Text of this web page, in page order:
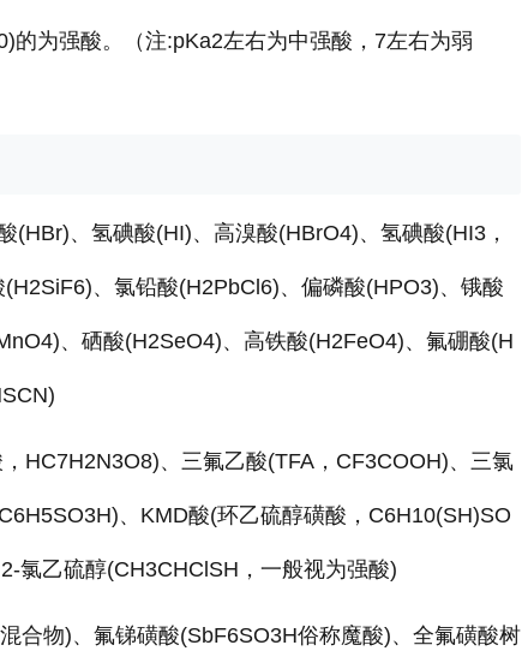
为强酸。（注:pKa2左右为中强酸，7左右为弱
、氢碘酸(HI)、高溴酸(HBrO4)、氢碘酸(HI3，
、氯铅酸(H2PbCl6)、偏磷酸(HPO3)、锇酸
、硒酸(H2SeO4)、高铁酸(H2FeO4)、氟硼酸(H
HC7H2N3O8)、三氟乙酸(TFA，CF3COOH)、三氯
、KMD酸(环乙硫醇磺酸，C6H10(SH)SO
氯乙硫醇(CH3CHClSH，一般视为强酸)
合物)、氟锑磺酸(SbF6SO3H俗称魔酸)、全氟磺酸树